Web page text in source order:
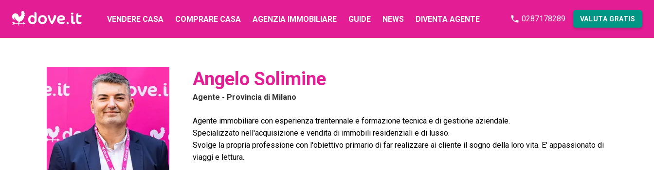
VENDERE CASA COMPRARE CASA AGENZIA IMMOBILIARE GUIDE NEWS DIVENTA AGENTE 0287178289 VALUTA GRATIS
Angelo Solimine
Agente - Provincia di Milano
Agente immobiliare con esperienza trentennale e formazione tecnica e di gestione aziendale.
Specializzato nell'acquisizione e vendita di immobili residenziali e di lusso.
Svolge la propria professione con l'obiettivo primario di far realizzare ai cliente il sogno della loro vita. E' appassionato di
viaggi e lettura.